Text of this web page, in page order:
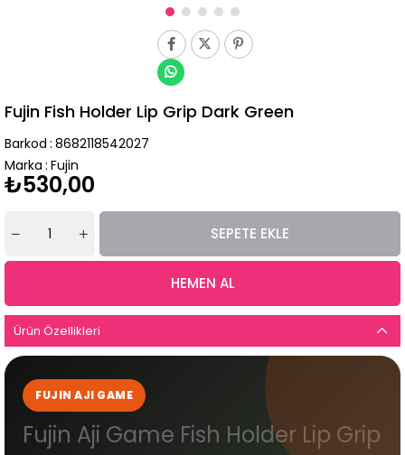
Fujin Fish Holder Lip Grip Dark Green
Barkod : 8682118542027
Marka : Fujin
₺530,00
Ürün Özellikleri
FUJIN AJI GAME
Fujin Aji Game Fish Holder Lip Grip